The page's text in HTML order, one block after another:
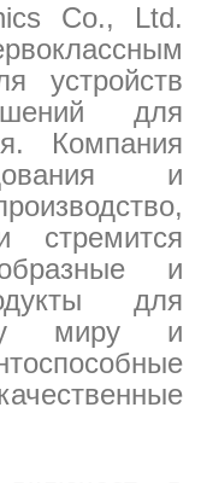
Co., Ltd.
устройств
для
Компания
и
и
для
миру и